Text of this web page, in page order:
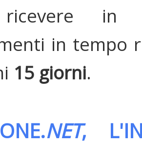
in
in tempo
15 giorni.
NET,